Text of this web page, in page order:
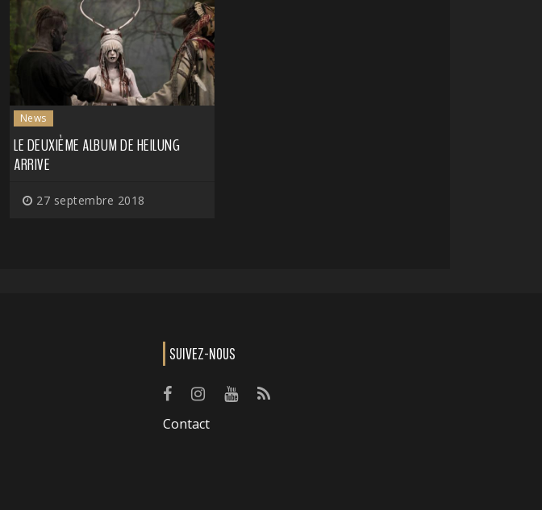
News
LE DEUXIÈME ALBUM DE HEILUNG
ARRIVE
27 septembre 2018
SUIVEZ-NOUS
Contact